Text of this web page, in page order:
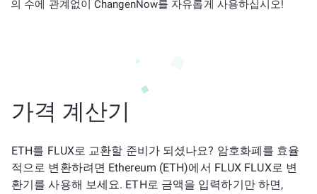
의 수에 관계없이 ChangenNow를 자유롭게 사용하십시오!
가격 계산기
ETH를 FLUX로 교환할 준비가 되셨나요? 암호화폐를 효율
적으로 변환하려면 Ethereum (ETH)에서 FLUX FLUX로 변
환기를 사용해 보세요. ETH로 금액을 입력하기만 하면,